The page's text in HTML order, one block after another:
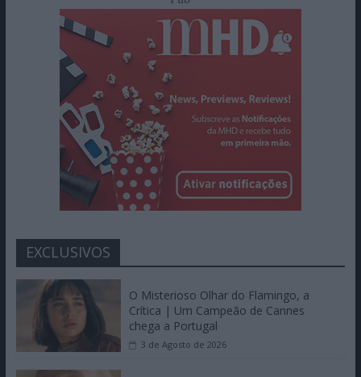
EXCLUSIVOS
O Misterioso Olhar do Flamingo, a
Crítica | Um Campeão de Cannes
chega a Portugal
3 de Agosto de 2026